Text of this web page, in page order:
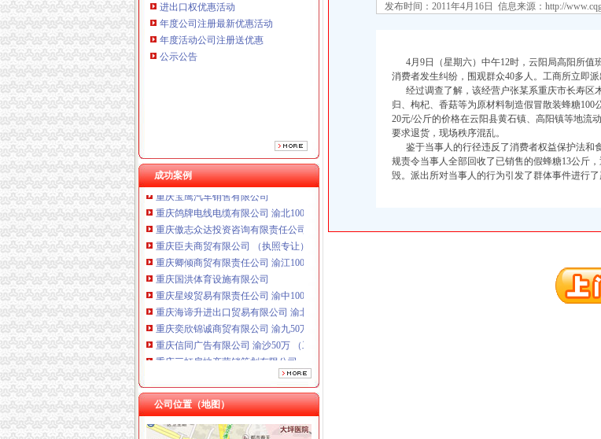
本站导航
进出口权优惠活动
年度公司注册最新优惠活动
年度活动公司注册送优惠
公示公告
成功案例
重庆鸽牌电线电缆有限公司 渝北10010万 (进出口权)
重庆傲志众达投资咨询有限责任公司 渝九1000万 （增资）
重庆臣夫商贸有限公司 （执照专让）
重庆卿倾商贸有限责任公司 渝江100万 （工商注册）
重庆国洪体育设施有限公司
重庆星竣贸易有限责任公司 渝中100万 （进出口权）
重庆海谛升进出口贸易有限公司 渝北100万 （进出口权）
重庆奕欣锦诚商贸有限公司 渝九50万 （工商注册）
重庆信同广告有限公司 渝沙50万 （工商注册）
重庆三虹房地产营销策划有限公司
重庆宝鹰汽车销售有限公司
重庆鸽牌电线电缆有限公司 渝北10010万 (进出口权)
重庆傲志众达投资咨询有限责任公司 渝九1000万 （增资）
重庆臣夫商贸有限公司 （执照专让）
重庆卿倾商贸有限责任公司 渝江100万 （工商注册）
公司位置（地图）
发布时间：2011年4月16日 信息来源： http://
4月9日（星期六）中午12时，云阳局高阳所值
消费者发生纠纷，围观群众40多人。工商所立即
经过调查了解，该经营户张某系重庆市长寿区
归、枸杞、香菇等为原材料制造假冒散装蜂糖
20元/公斤的价格在云阳县黄石镇、高阳镇等地流
要求退货，现场秩序混乱。
鉴于当事人的行径违反了消费者权益保护法和
规责令当事人全部回收了已销售的假蜂糖13公斤
毁。派出所对当事人的行为引发了群体事件进行了